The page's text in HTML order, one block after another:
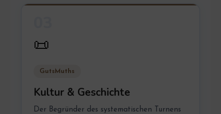
📜
GutsMuths
Kultur & Geschichte
Der Begründer des systematischen Turnens